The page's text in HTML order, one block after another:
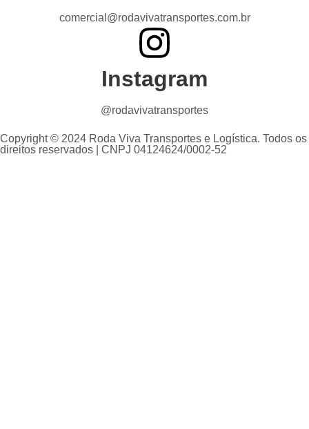
comercial@rodavivatransportes.com.br
Instagram
@rodavivatransportes
Copyright © 2024 Roda Viva Transportes e Logística. Todos os
direitos reservados | CNPJ 04124624/0002-52